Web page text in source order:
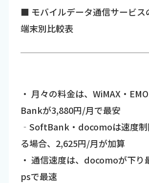
■ モバイルデータ通信サービス
端末別比較表
・ 月々の料金は、WiMAX・
Bankが3,880円/月で最安
‐SoftBank・docomoは速度制
る場合、2,625円/月が加算
・ 通信速度は、docomoが下り
psで最速